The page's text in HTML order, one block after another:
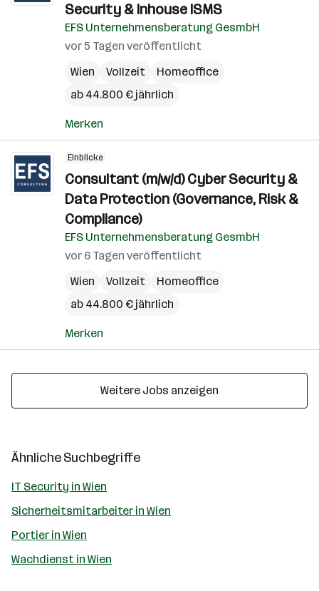
Security & Inhouse ISMS
EFS Unternehmensberatung GesmbH
vor 5 Tagen veröffentlicht
Wien
Vollzeit
Homeoffice
ab 44.800 € jährlich
Merken
Einblicke
Consultant (m/w/d) Cyber Security &
Data Protection (Governance, Risk &
Compliance)
EFS Unternehmensberatung GesmbH
vor 6 Tagen veröffentlicht
Wien
Vollzeit
Homeoffice
ab 44.800 € jährlich
Merken
Weitere Jobs anzeigen
Ähnliche Suchbegriffe
IT Security in Wien
Sicherheitsmitarbeiter in Wien
Portier in Wien
Wachdienst in Wien